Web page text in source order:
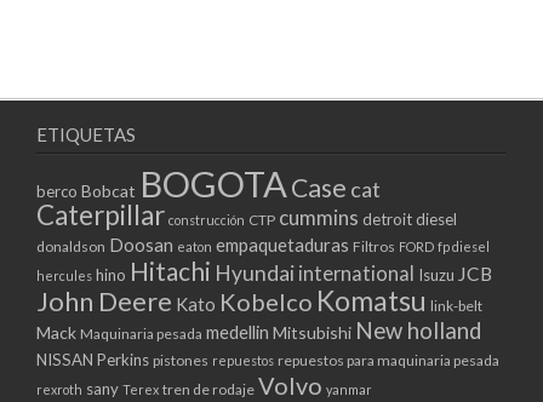
ETIQUETAS
berco Bobcat BOGOTACase cat
Caterpillar construcción CTP cummins detroit diesel
donaldson Doosan eaton empaquetaduras Filtros FORD fp diesel
hercules hino Hitachi Hyundai international Isuzu JCB
John Deere Kato Kobelco Komatsu link-belt
Mack Maquinaria pesada medellin Mitsubishi New holland
NISSAN Perkins pistones repuestos repuestos para maquinaria pesada
rexroth sany Terex tren de rodaje Volvo yanmar